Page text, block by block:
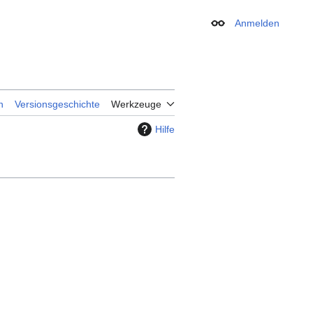
Erscheinungsbild
Anmelden
Versionsgeschichte Werkzeuge
Hilfe